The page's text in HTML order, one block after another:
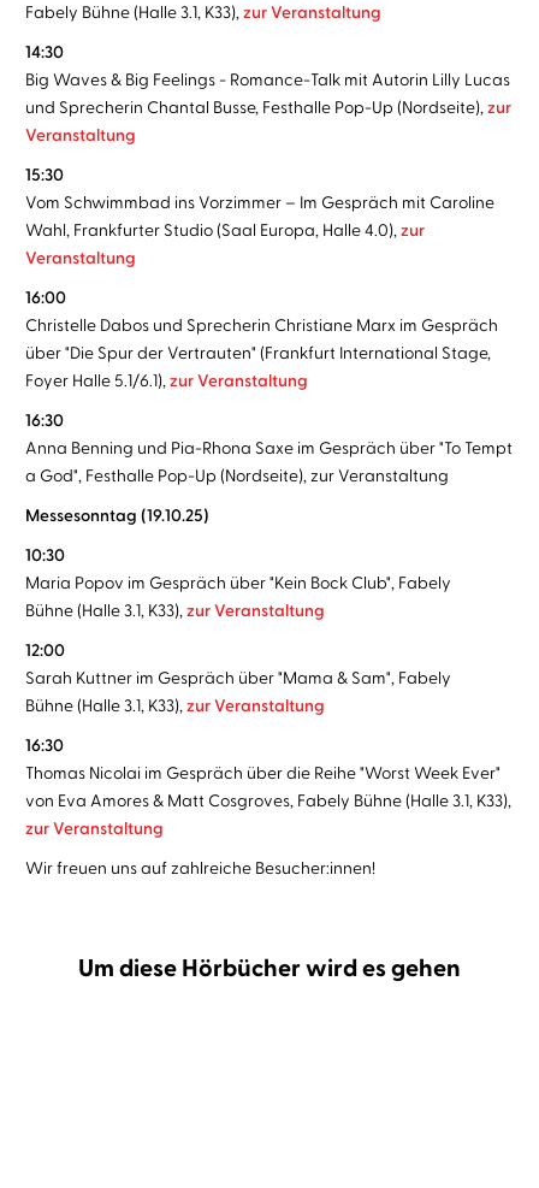
Fabely Bühne (Halle 3.1, K33), zur Veranstaltung
14:30
Big Waves & Big Feelings - Romance-Talk mit Autorin Lilly Lucas
und Sprecherin Chantal Busse, Festhalle Pop-Up (Nordseite), zur
Veranstaltung
15:30
Vom Schwimmbad ins Vorzimmer – Im Gespräch mit Caroline
Wahl, Frankfurter Studio (Saal Europa, Halle 4.0), zur
Veranstaltung
16:00
Christelle Dabos und Sprecherin Christiane Marx im Gespräch
über "Die Spur der Vertrauten" (Frankfurt International Stage,
Foyer Halle 5.1/6.1), zur Veranstaltung
16:30
Anna Benning und Pia-Rhona Saxe im Gespräch über "To Tempt
a God", Festhalle Pop-Up (Nordseite), zur Veranstaltung
Messesonntag (19.10.25)
10:30
Maria Popov im Gespräch über "Kein Bock Club", Fabely
Bühne (Halle 3.1, K33), zur Veranstaltung
12:00
Sarah Kuttner im Gespräch über "Mama & Sam", Fabely
Bühne (Halle 3.1, K33), zur Veranstaltung
16:30
Thomas Nicolai im Gespräch über die Reihe "Worst Week Ever"
von Eva Amores & Matt Cosgroves, Fabely Bühne (Halle 3.1, K33),
zur Veranstaltung
Wir freuen uns auf zahlreiche Besucher:innen!
Um diese Hörbücher wird es gehen